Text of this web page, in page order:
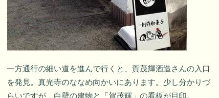
一方通行の細い道を進んで行くと、賀茂輝酒造さんの入口
を発見。真光寺のななめ向かいにあります。少し分かりづ
らいですが、白壁の建物と「賀茂輝」の看板が目印。